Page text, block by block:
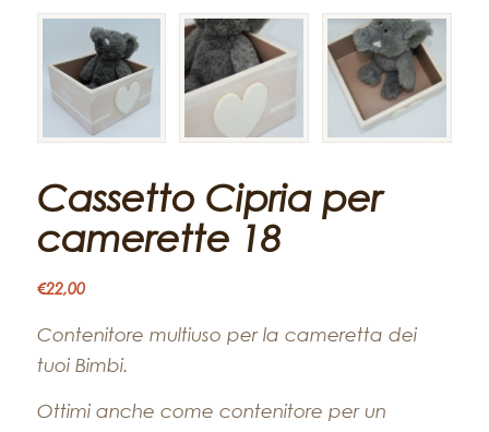
Cassetto Cipria per
camerette 18
€22,00
Contenitore multiuso per la cameretta dei
tuoi Bimbi.
Ottimi anche come contenitore per un